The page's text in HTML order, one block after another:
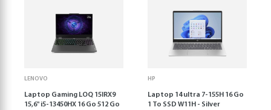
LENOVO
Laptop Gaming LOQ 15IRX9
15,6'' i5-13450HX 16 Go 512 Go
HP
Laptop 14 ultra 7-155H 16 Go
1 To SSD W11H - Silver